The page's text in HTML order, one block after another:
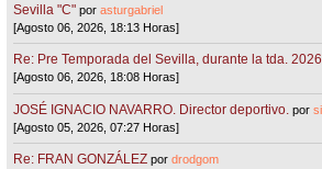
Sevilla "C"porasturgabriel
[Agosto 06, 2026, 18:13 Horas]
Re: Pre Temporada del Sevilla, durante la tda.
[Agosto 06, 2026, 18:08 Horas]
JOSÉ IGNACIO NAVARRO. Director deportivo. por
[Agosto 05, 2026, 07:27 Horas]
Re: FRAN GONZÁLEZ pordrodgom